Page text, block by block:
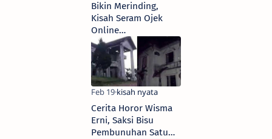
Bikin Merinding,
Kisah Seram Ojek
Online
Berpenumpang
Hantu di Yogyakarta
Cerita Horor Wisma
Erni, Saksi Bisu
Pembunuhan Satu